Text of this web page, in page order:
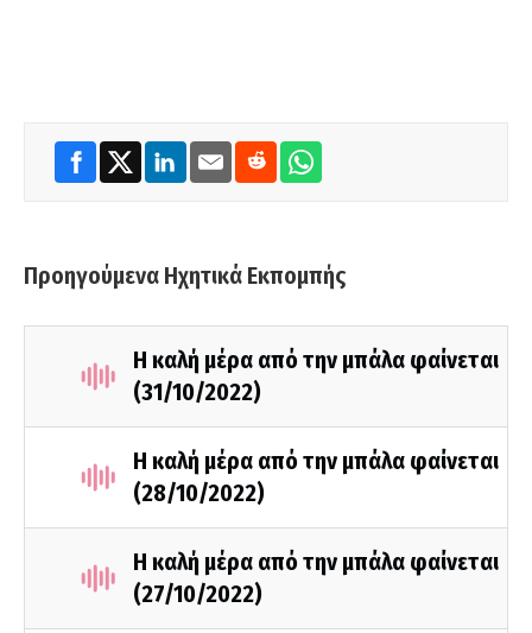
Προηγούμενα Ηχητικά Εκπομπής
Η καλή μέρα από την μπάλα φαίνεται
(31/10/2022)
Η καλή μέρα από την μπάλα φαίνεται
(28/10/2022)
Η καλή μέρα από την μπάλα φαίνεται
(27/10/2022)